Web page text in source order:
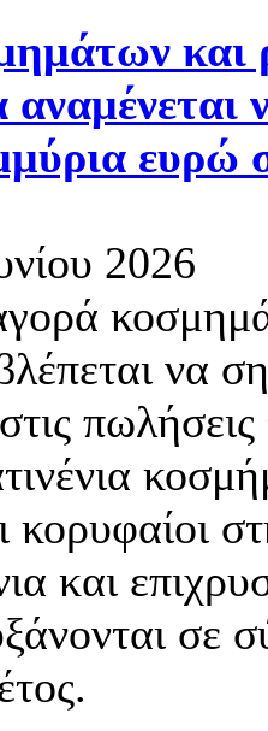
και
ευρώ
2026
να
κορυφαίοι
και
σε